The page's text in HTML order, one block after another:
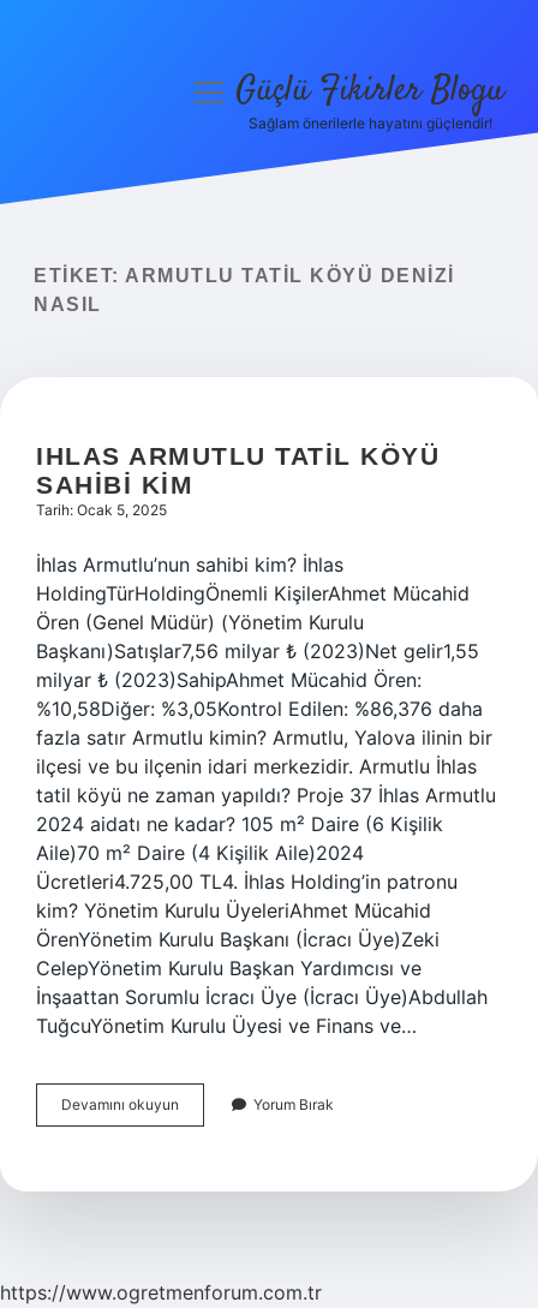
Yasal Uyarı
menüyüGüçlü Fikirler Blogu
Sağlam önerilerle hayatını güçlendir!
ETIKET: ARMUTLU TATIL KÖYÜ DENIZI
NASIL
IHLAS ARMUTLU TATIL KÖYÜ
SAHIBI KIM
Tarih: Ocak 5, 2025
İhlas Armutlu’nun sahibi kim? İhlas
HoldingTürHoldingÖnemli KişilerAhmet Mücahid
Ören (Genel Müdür) (Yönetim Kurulu
Başkanı)Satışlar7,56 milyar ₺ (2023)Net gelir1,55
milyar ₺ (2023)SahipAhmet Mücahid Ören:
%10,58Diğer: %3,05Kontrol Edilen: %86,376 daha
fazla satır Armutlu kimin? Armutlu, Yalova ilinin bir
ilçesi ve bu ilçenin idari merkezidir. Armutlu İhlas
tatil köyü ne zaman yapıldı? Proje 37 İhlas Armutlu
2024 aidatı ne kadar? 105 m² Daire (6 Kişilik
Aile)70 m² Daire (4 Kişilik Aile)2024
Ücretleri4.725,00 TL4. İhlas Holding’in patronu
kim? Yönetim Kurulu ÜyeleriAhmet Mücahid
ÖrenYönetim Kurulu Başkanı (İcracı Üye)Zeki
CelepYönetim Kurulu Başkan Yardımcısı ve
İnşaattan Sorumlu İcracı Üye (İcracı Üye)Abdullah
TuğcuYönetim Kurulu Üyesi ve Finans ve…
Devamını okuyun
Armutlu
Sahibi
Yorum Bırak
https://www.ogretmenforum.com.tr